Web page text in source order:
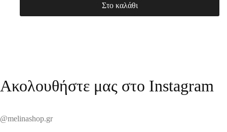
Στο καλάθι
Ακολουθήστε μας στο Instagram
@melinashop.gr